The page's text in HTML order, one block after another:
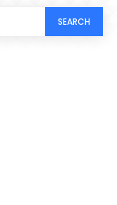
SEARCH